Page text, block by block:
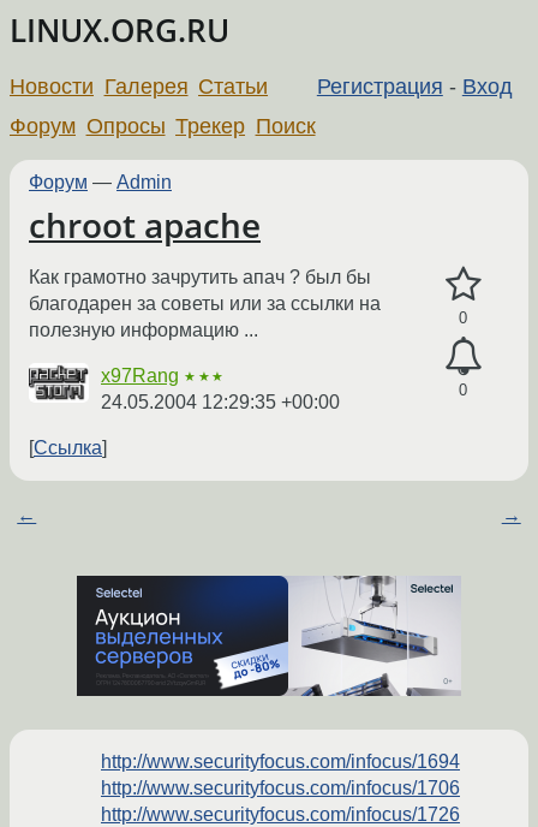
LINUX.ORG.RU
Регистрация - Вход
Новости Галерея Статьи
Форум Опросы Трекер Поиск
Форум — Admin
chroot apache
0
0
Как грамотно зачрутить апач ? был бы
благодарен за советы или за ссылки на
полезную информацию ...
x97Rang ★★★
24.05.2004 12:29:35 +00:00
Ссылка
← →
http://www.securityfocus.com/infocus/1694
http://www.securityfocus.com/infocus/1706
http://www.securityfocus.com/infocus/1726